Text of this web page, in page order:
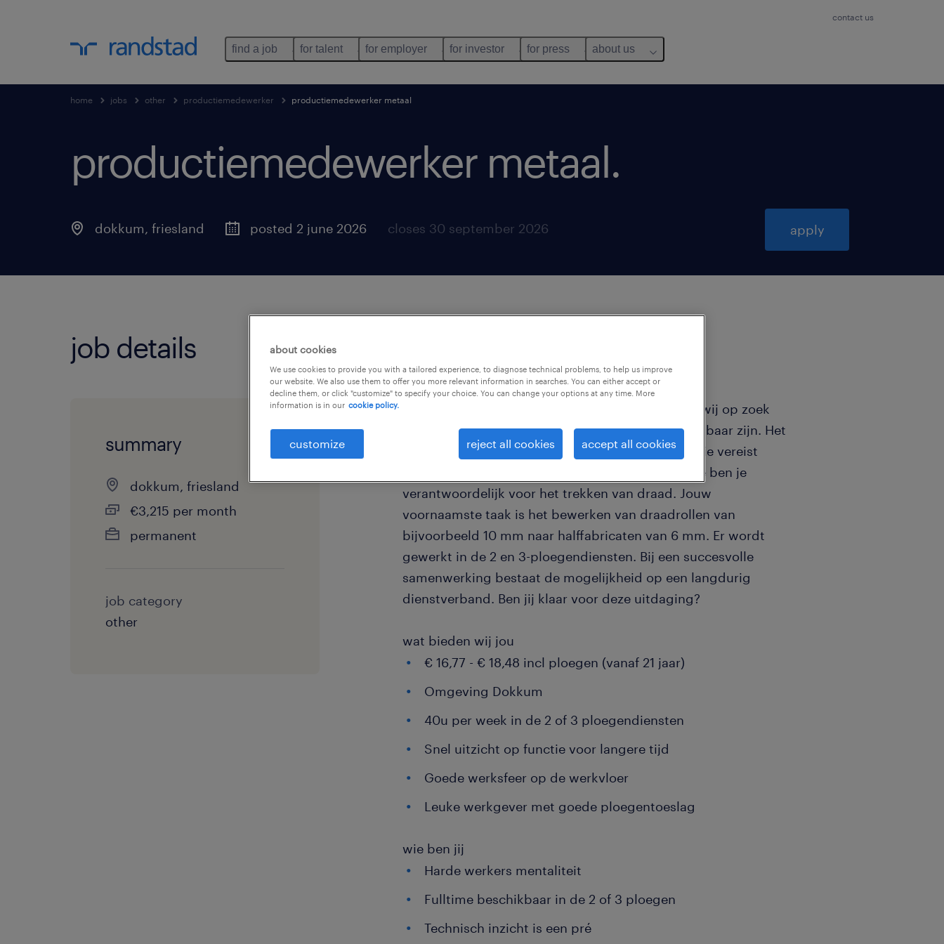
contact us
find a job for talent for employer for investor for press about us
home jobs other productiemedewerker productiemedewerker metaal
productiemedewerker metaal.
dokkum, friesland posted 2 june 2026 closes 30 september 2026 apply
job details
summary
dokkum, friesland
€3,215 per month
permanent
job category
other
Voor een opdrachtgever in de regio Dokkum zijn wij op zoek
naar enthousiaste kandidaten die fulltime beschikbaar zijn. Het
bedrijf opereert in de metaalindustrie en de functie vereist
werken in ploegendiensten. Als machinebediende ben je
verantwoordelijk voor het trekken van draad. Jouw
voornaamste taak is het bewerken van draadrollen van
bijvoorbeeld 10 mm naar halffabricaten van 6 mm. Er wordt
gewerkt in de 2 en 3-ploegendiensten. Bij een succesvolle
samenwerking bestaat de mogelijkheid op een langdurig
dienstverband. Ben jij klaar voor deze uitdaging?
wat bieden wij jou
€ 16,77 - € 18,48 incl ploegen (vanaf 21 jaar)
Omgeving Dokkum
40u per week in de 2 of 3 ploegendiensten
Snel uitzicht op functie voor langere tijd
Goede werksfeer op de werkvloer
Leuke werkgever met goede ploegentoeslag
wie ben jij
Harde werkers mentaliteit
Fulltime beschikbaar in de 2 of 3 ploegen
Technisch inzicht is een pré
about cookies
We use cookies to provide you with a tailored experience, to diagnose technical problems, to help us improve
our website. We also use them to offer you more relevant information in searches. You can either accept or
decline them, or click "customize" to specify your choice. You can change your options at any time. More
information is in our cookie policy.
customize reject all cookies accept all cookies